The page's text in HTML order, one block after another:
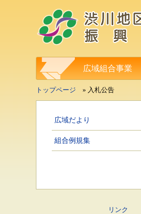
広域組合事業
トップページ » 入札公告
広域だより
組合例規集
リンク